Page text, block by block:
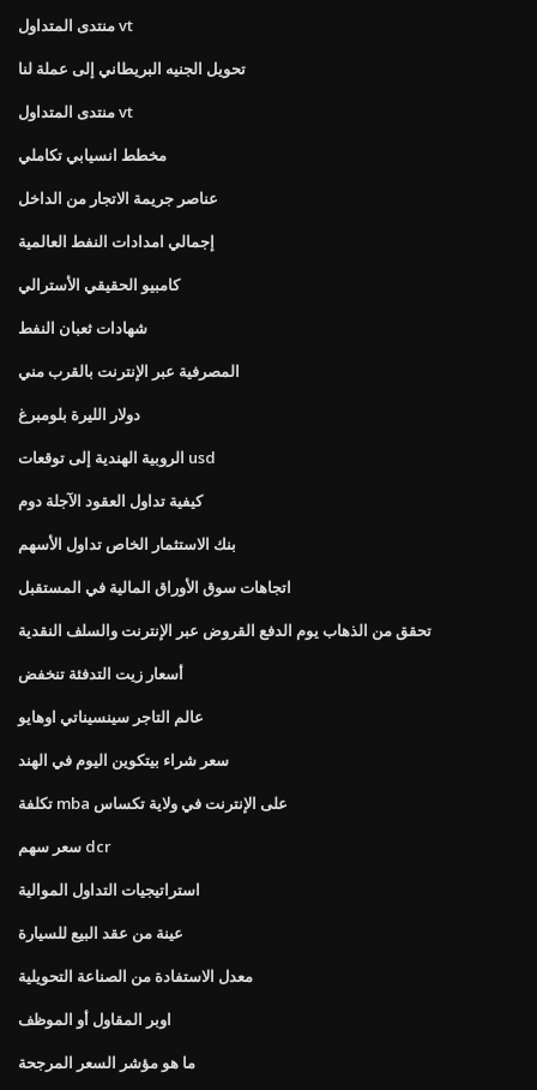
منتدى المتداول vt
تحويل الجنيه البريطاني إلى عملة لنا
منتدى المتداول vt
مخطط انسيابي تكاملي
عناصر جريمة الاتجار من الداخل
إجمالي امدادات النفط العالمية
كامبيو الحقيقي الأسترالي
شهادات ثعبان النفط
المصرفية عبر الإنترنت بالقرب مني
دولار الليرة بلومبرغ
الروبية الهندية إلى توقعات usd
كيفية تداول العقود الآجلة دوم
بنك الاستثمار الخاص تداول الأسهم
اتجاهات سوق الأوراق المالية في المستقبل
تحقق من الذهاب يوم الدفع القروض عبر الإنترنت والسلف النقدية
أسعار زيت التدفئة تنخفض
عالم التاجر سينسيناتي اوهايو
سعر شراء بيتكوين اليوم في الهند
تكلفة mba على الإنترنت في ولاية تكساس
سعر سهم dcr
استراتيجيات التداول الموالية
عينة من عقد البيع للسيارة
معدل الاستفادة من الصناعة التحويلية
اوبر المقاول أو الموظف
ما هو مؤشر السعر المرجحة